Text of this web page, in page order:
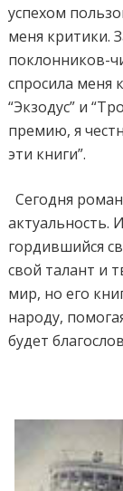
успехом
меня критики.
поклонников-
спросила меня
“Экзодус” и
премию, я
эти книги”.
Сегодня
актуальность.
гордившийся
свой талант и
мир, но его
народу,
будет